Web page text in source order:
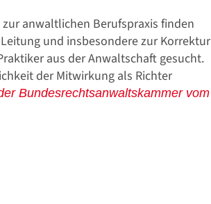
anwaltlichen Berufspraxis finden
und insbesondere zur Korrektur
aus der Anwaltschaft gesucht.
der Mitwirkung als Richter
Bundesrechtsanwaltskammer vom